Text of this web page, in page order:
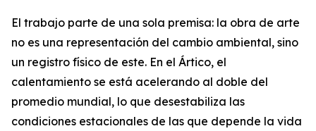
El trabajo parte de una sola premisa: la obra de arte
no es una representación del cambio ambiental, sino
un registro físico de este. En el Ártico, el
calentamiento se está acelerando al doble del
promedio mundial, lo que desestabiliza las
condiciones estacionales de las que depende la vida